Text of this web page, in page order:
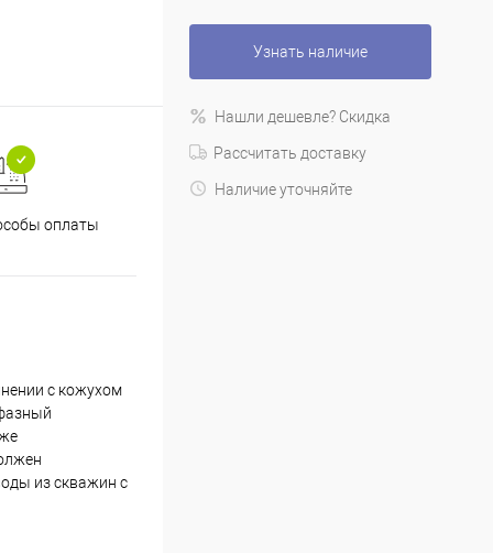
оплаты
с кожухом
из скважин с
Узнать наличие
Нашли дешевле? Скидка
Рассчитать доставку
Наличие уточняйте